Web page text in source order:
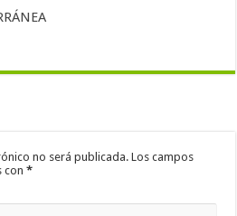
no será publicada. Los campos
con*